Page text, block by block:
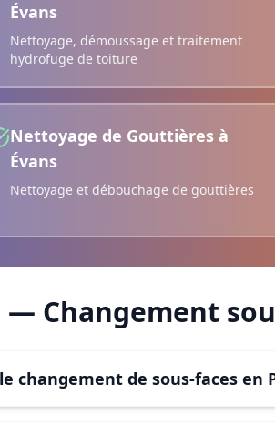
Évans
Nettoyage, démoussage et traitement
hydrofuge de toiture
Nettoyage de Gouttières à
Évans
Nettoyage et débouchage de gouttières
— Changement
changement de sous-faces en